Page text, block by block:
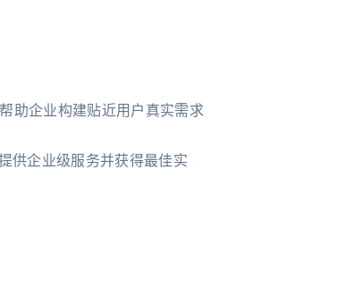
助企业构建贴近用户真实需求
供企业级服务并获得最佳实